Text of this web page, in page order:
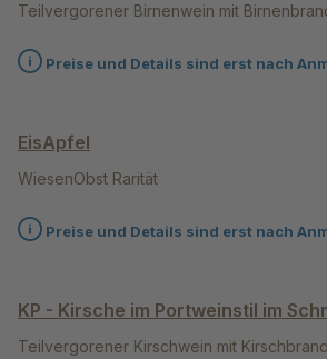
Teilvergorener Birnenwein mit
Preise und Details sind erst nach
EisApfel
WiesenObst Rarität
Preise und Details sind erst nach
KP - Kirsche im Portweinstil im
Teilvergorener Kirschwein mit Kirschbrand